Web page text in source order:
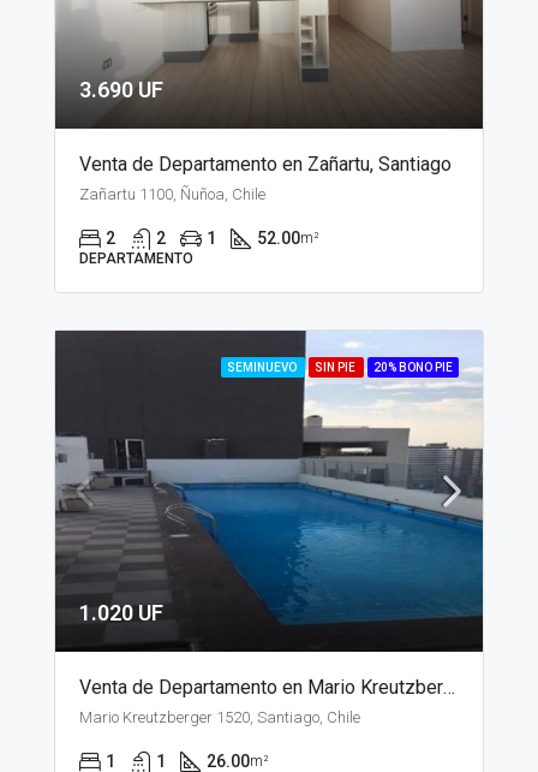
3.690 UF
Venta de Departamento en Zañartu, Santiago
Zañartu 1100, Ñuñoa, Chile
2 2 1 52.00m²
DEPARTAMENTO
SEMINUEVO SIN PIE 20% BONO PIE
1.020 UF
Venta de Departamento en Mario Kreutzberger, Santiago
Mario Kreutzberger 1520, Santiago, Chile
1 1 26.00m²